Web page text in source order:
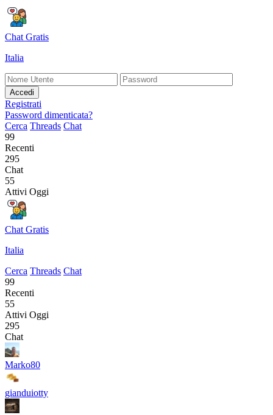
Chat Gratis
Italia
Accedi
Registrati
Password dimenticata?
Cerca Threads Chat
99
Recenti
295
Chat
55
Attivi Oggi
Chat Gratis
Italia
Cerca Threads Chat
99
Recenti
55
Attivi Oggi
295
Chat
Marko80
gianduiotty